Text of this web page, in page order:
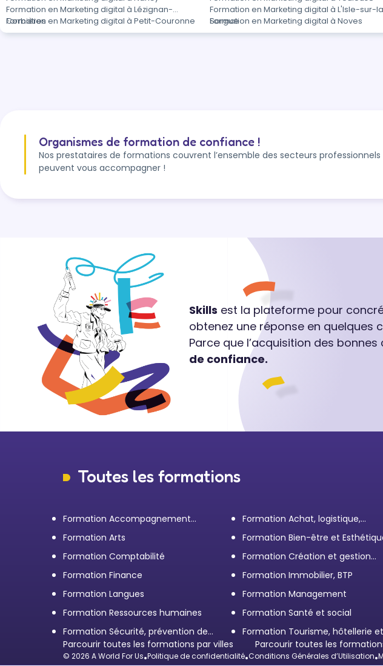
Formation en Marketing digital à Lézignan-
Corbières
Formation en Marketing digital à L'Isle-sur-
Sorgue
Formation en Marketing digital à Petit-Couronne
Formation en Marketing digital à Noves
Organismes de formation de confiance !
Nos prestataires de formations couvrent l’ensemble des secteurs
peuvent vous accompagner !
Skills est la plateforme pour
obtenez une réponse en quelques
Parce que l’acquisition des
de confiance.
Toutes les formations
Formation Accompagnement
personnel et Bilan de
compétences
Formation Achat, logistique,
transport
Formation Arts
Formation Bien-être et
Formation Comptabilité
Formation Création et gestion
d'entreprise
Formation Finance Formation Immobilier, BTP
Formation Langues
Formation Management
Formation Ressources humaines Formation Santé et social
Formation Sécurité, prévention des
risques et qualité
Formation Tourisme, hôtellerie et
restauration
Parcourir toutes les formations par villes Parcourir toutes les
© 2026 A World For Us•Politique de confidentialité•Conditions Générales d’Utilisation•